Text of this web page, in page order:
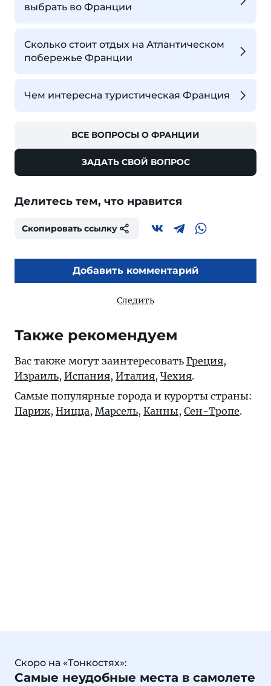
выбрать во Франции
Сколько стоит отдых на Атлантическом
побережье Франции
Чем интересна туристическая Франция
ВСЕ ВОПРОСЫ О ФРАНЦИИ
ЗАДАТЬ СВОЙ ВОПРОС
Делитесь тем, что нравится
Скопировать ссылку
Добавить комментарий
Следить
Также рекомендуем
Вас также могут заинтересовать Греция,
Израиль, Испания, Италия, Чехия.
Самые популярные города и курорты страны:
Париж, Ницца, Марсель, Канны, Сен-Тропе.
Скоро на «Тонкостях»:
Самые неудобные места в самолете